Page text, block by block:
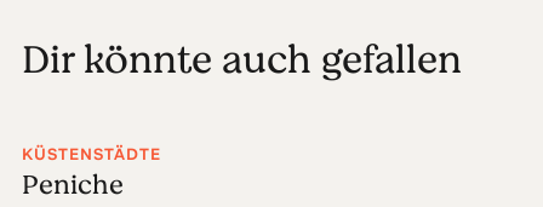
Dir könnte auch gefallen
KÜSTENSTÄDTE
Peniche